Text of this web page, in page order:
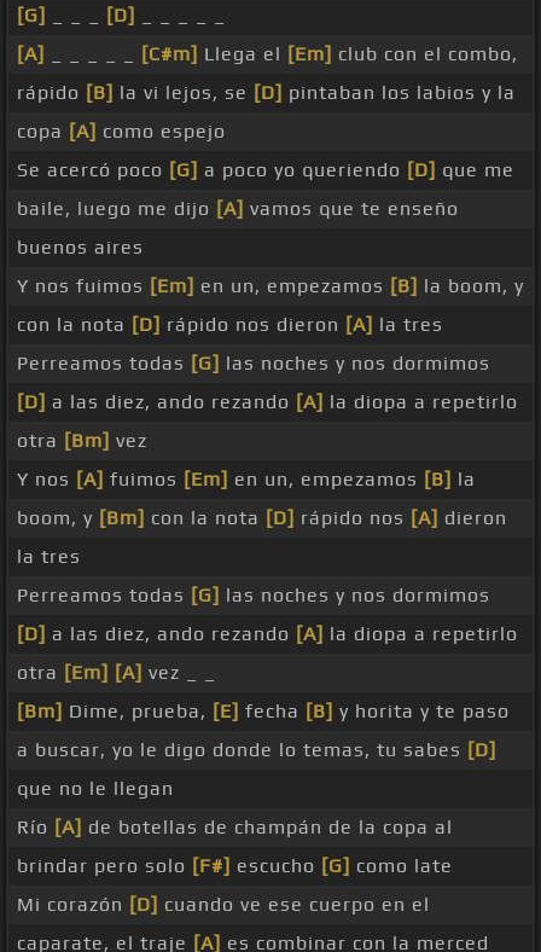
[G]
[D]
[A]
[C#m] Llega el [Em] club con el combo,
rápido [B] la vi lejos, se [D] pintaban los labios y la
copa [A] como espejo
Se acercó poco [G] a poco yo queriendo [D] que me
baile, luego me dijo [A] vamos que te enseño
buenos aires
Y nos fuimos [Em] en un, empezamos [B] la boom, y
con la nota [D] rápido nos dieron [A] la tres
Perreamos todas [G] las noches y nos dormimos
[D] a las diez, ando rezando [A] la diopa a repetirlo
otra [Bm] vez
Y nos [A] fuimos [Em] en un, empezamos [B] la
boom, y [Bm] con la nota [D] rápido nos [A] dieron
la tres
Perreamos todas [G] las noches y nos dormimos
[D] a las diez, ando rezando [A] la diopa a repetirlo
otra [Em] [A] vez _ _
[Bm] Dime, prueba, [E] fecha [B] y horita y te paso
a buscar, yo le digo donde lo temas, tu sabes [D]
que no le llegan
Río [A] de botellas de champán de la copa al
brindar pero solo [F#] escucho [G] como late
Mi corazón [D] cuando ve ese cuerpo en el
caparate, el traje [A] es combinar con la merced